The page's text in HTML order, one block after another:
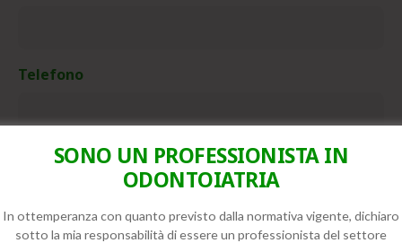
Telefono
Messaggio
SONO UN PROFESSIONISTA IN
ODONTOIATRIA
In ottemperanza con quanto previsto dalla normativa vigente, dichiaro
sotto la mia responsabilità di essere un professionista del settore